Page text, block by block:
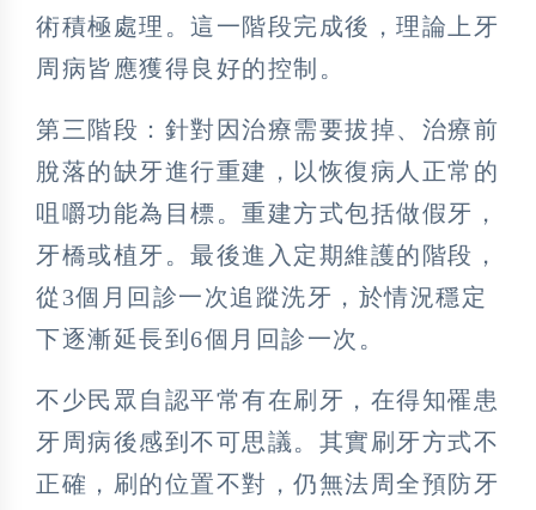
術積極處理。這一階段完成後，理論上牙
周病皆應獲得良好的控制。
第三階段：針對因治療需要拔掉、治療前
脫落的缺牙進行重建，以恢復病人正常的
咀嚼功能為目標。重建方式包括做假牙，
牙橋或植牙。最後進入定期維護的階段，
從3個月回診一次追蹤洗牙，於情況穩定
下逐漸延長到6個月回診一次。
不少民眾自認平常有在刷牙，在得知罹患
牙周病後感到不可思議。其實刷牙方式不
正確，刷的位置不對，仍無法周全預防牙